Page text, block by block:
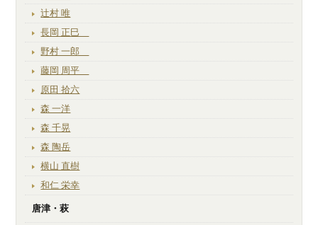
辻村 唯
長岡 正巳
野村 一郎
藤岡 周平
原田 拾六
森 一洋
森 千晃
森 陶岳
横山 直樹
和仁 栄幸
唐津・萩